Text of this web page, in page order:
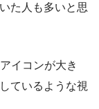
た人も多いと思
イコンが大き
ているような視